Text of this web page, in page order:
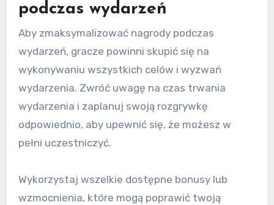
podczas wydarzeń
Aby zmaksymalizować nagrody podczas
wydarzeń, gracze powinni skupić się na
wykonywaniu wszystkich celów i wyzwań
wydarzenia. Zwróć uwagę na czas trwania
wydarzenia i zaplanuj swoją rozgrywkę
odpowiednio, aby upewnić się, że możesz w
pełni uczestniczyć.
Wykorzystaj wszelkie dostępne bonusy lub
wzmocnienia, które mogą poprawić twoją